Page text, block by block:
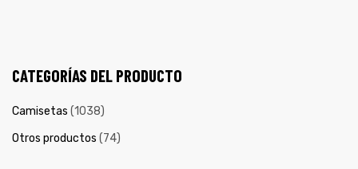
CATEGORÍAS DEL PRODUCTO
Camisetas (1038)
Otros productos (74)